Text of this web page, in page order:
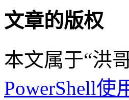
文章的版权
本文属于“洪
PowerShell使